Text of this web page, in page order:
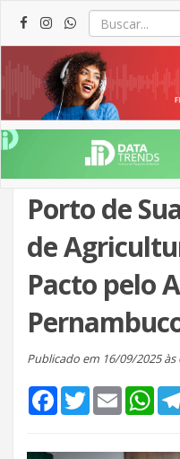
Porto de
de
Pacto pelo
Publicado em 16/09/2025 às
FacebookTwitterEmail